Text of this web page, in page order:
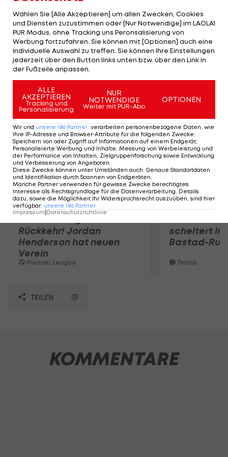
klar 10:21, 10:21 geschlagen geben. Für
Montagnolli/Hansel ist es die sechste Niederlage
im siebenten Duell mit den Brasilianerinnen. Das
Duo, zuletzt in Stavanger Fünfte, belegt damit
Rang 17.
Mehr zum Thema
Rückkehr! Jordan
Henderson hat neuen
Verein
Premier League
scheitert in
Bastad-
Tennis
TEILEN
KOMMENTARE
Wählen Sie [Alle Akzeptieren] um allen Zwecken, Cookies
und Diensten zuzustimmen oder [Nur Notwendige] im LAOLA1
PUR Modus, ohne Tracking uns Peronsalisierung von
Werbung fortzufahren. Sie können mit [Optionen] auch eine
individuelle Auswahl zu treffen. Sie können Ihre Einstellungen
jederzeit über den Button links unten bzw. über den Link in
der Fußzeile anpassen.
ALLE
AKZEPTIEREN
Tracking und
Personalisierung
NUR
NOTWENDIGE
Weiter mit PUR-Abo
OPTIONEN
Wir und unsere 186 Partner verarbeiten personenbezogene Daten, wie
Ihre IP-Adresse und Browser-Attribute für die folgenden Zwecke:
Speichern von oder Zugriff auf Informationen auf einem Endgerät;
Personalisierte Werbung und Inhalte, Messung von Werbeleistung und
der Performance von Inhalten, Zielgruppenforschung sowie Entwicklung
und Verbesserung von Angeboten.
Diese Zwecke können unter Umständen auch: Genaue Standortdaten
und Identifikation durch Scannen von Endgeräten.
Manche Partner verwenden für gewisse Zwecke berechtigtes
Interesse als Rechtsgrundlage für die Datenverarbeitung. Details
dazu, sowie die Möglichkeit Ihr Widerspruchsrecht auszuüben, sind hier
verfügbar: unsere 186 Partner
Impressum Datenschutzrichtlinie